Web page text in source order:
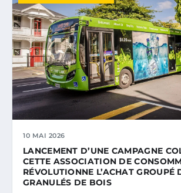
10 MAI 2026
LANCEMENT D’UNE CAMPAGNE
CETTE ASSOCIATION DE
RÉVOLUTIONNE L’ACHAT GROUPÉ
GRANULÉS DE BOIS